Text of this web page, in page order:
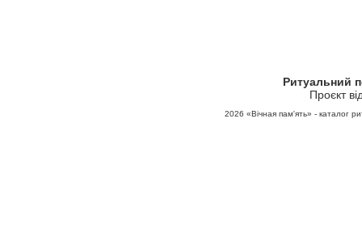
Ритуальний
Проєкт
2026 «Вічная пам'ять» - каталог